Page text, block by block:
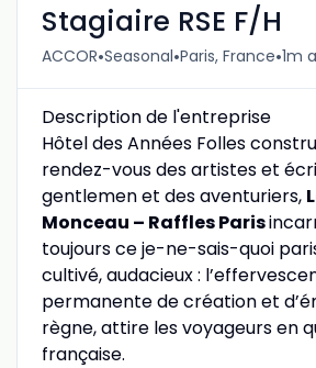
Stagiaire RSE F/H
ACCOR•Seasonal•Paris, France•1m
Description de l'entreprise
Hôtel des Années Folles
rendez-vous des artistes et
gentlemen et des aventuriers,
Monceau – Raffles Paris
toujours ce je-ne-sais-quoi
cultivé, audacieux :
permanente de création et
règne, attire les voyageurs en
française.